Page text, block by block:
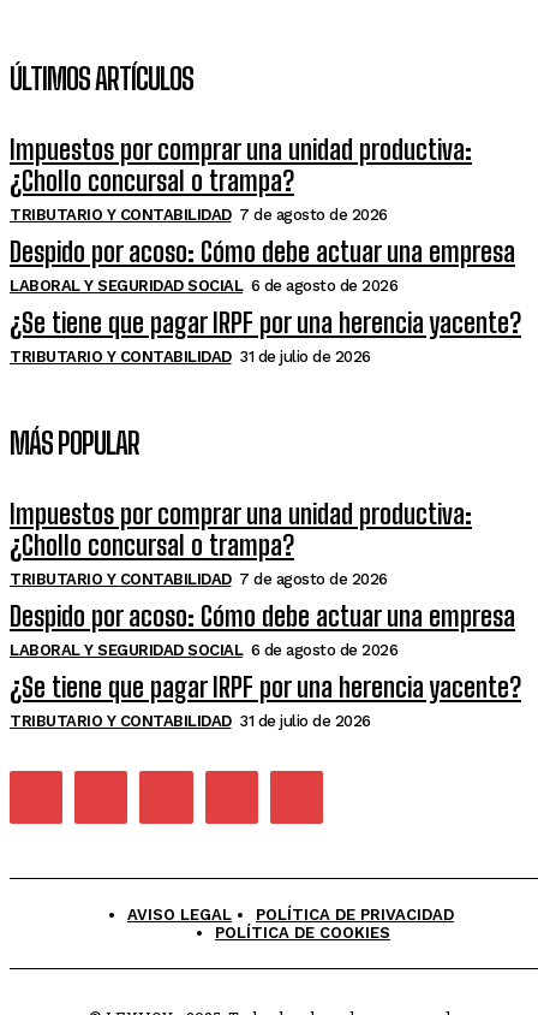
ÚLTIMOS ARTÍCULOS
Impuestos por comprar una unidad productiva:
¿Chollo concursal o trampa?
TRIBUTARIO Y CONTABILIDAD 7 de agosto de 2026
Despido por acoso: Cómo debe actuar una empresa
LABORAL Y SEGURIDAD SOCIAL 6 de agosto de 2026
¿Se tiene que pagar IRPF por una herencia yacente?
TRIBUTARIO Y CONTABILIDAD 31 de julio de 2026
MÁS POPULAR
Impuestos por comprar una unidad productiva:
¿Chollo concursal o trampa?
TRIBUTARIO Y CONTABILIDAD 7 de agosto de 2026
Despido por acoso: Cómo debe actuar una empresa
LABORAL Y SEGURIDAD SOCIAL 6 de agosto de 2026
¿Se tiene que pagar IRPF por una herencia yacente?
TRIBUTARIO Y CONTABILIDAD 31 de julio de 2026
AVISO LEGAL
POLÍTICA DE PRIVACIDAD
POLÍTICA DE COOKIES